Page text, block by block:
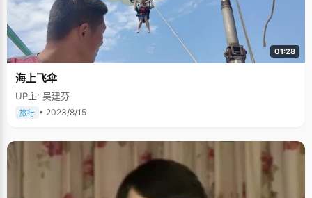
01:28
海上飞伞
UP主: 吴建芬
旅行 • 2023/8/15